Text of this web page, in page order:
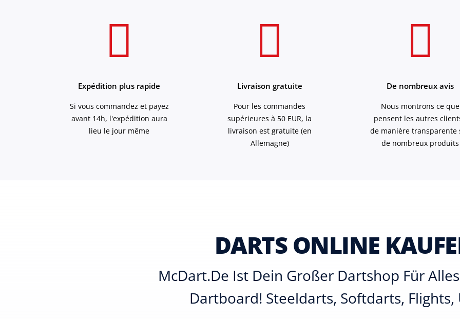
Expédition plus rapide
Si vous commandez et payez
avant 14h, l'expédition aura
lieu le jour même
Livraison gratuite
Pour les commandes
supérieures à 50 EUR, la
livraison est gratuite (en
Allemagne)
De nombreux avis
Nous montrons ce que
pensent les autres
de manière transparente
de nombreux produits
DARTS ONLINE
McDart.de Ist Dein Großer Dartshop Für
Dartboard! Steeldarts, Softdarts, Flights,